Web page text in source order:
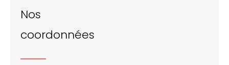
Nos
coordonnées